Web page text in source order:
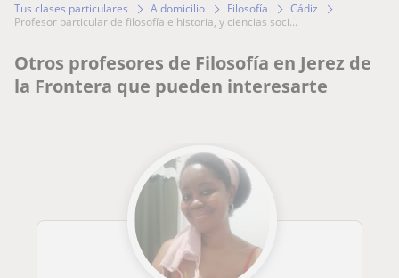
Tus clases particulares A domicilio Filosofía
Cádiz
profesor particular de filosofía e historia, y ciencias soci...
Otros profesores de Filosofía en Jerez de
la Frontera que pueden interesarte